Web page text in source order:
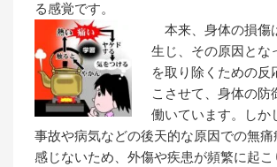
る感覚です。
本来、身体の損傷
生じ、その原因とな
を取り除くための反
こさせて、身体の防
働いています。しか
事故や病気などの後天的な原因での無痛
感じないため、外傷や疾患が頻繁に起